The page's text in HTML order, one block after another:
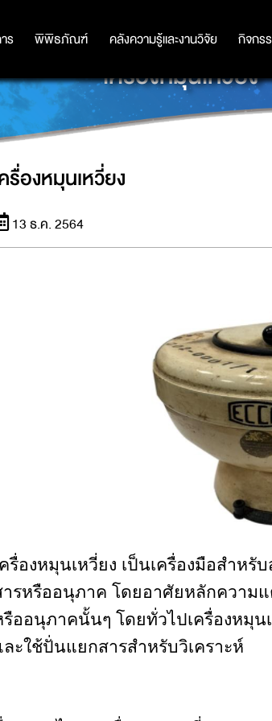
ร พิพิธภัณฑ์ คลังความรู้และงานวิจัย กิจก
ร พิพิธภัณฑ์ คลังความรู้และงานวิจัย กิจกร
เครื่องหมุนเหวี่ยง
รื่องหมุนเหวี่ยง
13 ธ.ค. 2564
รื่องหมุนเหวี่ยง เป็นเครื่องมือสำหรั
รหรืออนุภาค โดยอาศัยหลักความ
ออนุภาคนั้นๆ โดยทั่วไปเครื่องหมุน
ะใช้ปั่นแยกสารสำหรับวิเคราะห์